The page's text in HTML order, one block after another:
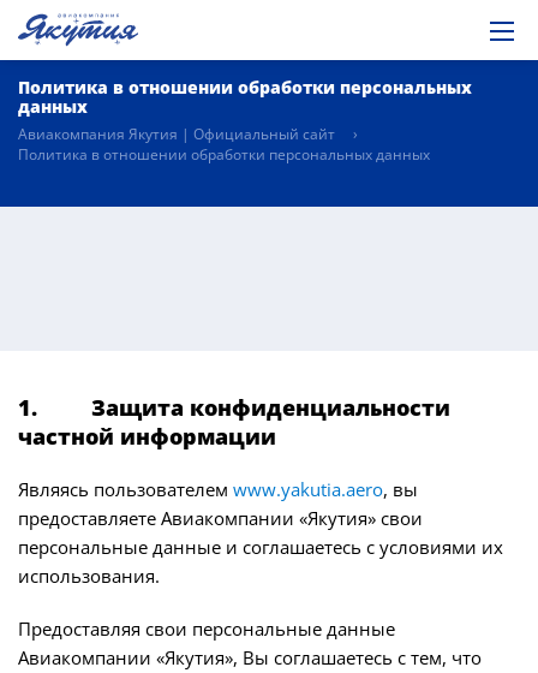
Авиакомпания Якутия | Официальный сайт
Политика в отношении обработки персональных данных
Политика в отношении обработки персональных
данных
1. Защита конфиденциальности
частной информации
Являясь пользователем www.yakutia.aero, вы
предоставляете Авиакомпании «Якутия» свои
персональные данные и соглашаетесь с условиями их
использования.
Предоставляя свои персональные данные
Авиакомпании «Якутия», Вы соглашаетесь с тем, что